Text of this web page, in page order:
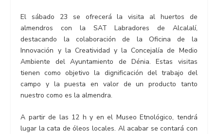
El sábado 23 se ofrecerá la visita al huertos de
almendros con la SAT Labradores de Alcalalí,
destacando la colaboración de la Oficina de la
Innovación y la Creatividad y la Concejalía de Medio
Ambiente del Ayuntamiento de Dénia. Estas visitas
tienen como objetivo la dignificación del trabajo del
campo y la puesta en valor de un producto tanto
nuestro como es la almendra.
A partir de las 12 h y en el Museo Etnológico, tendrá
lugar la cata de óleos locales. Al acabar se contará con